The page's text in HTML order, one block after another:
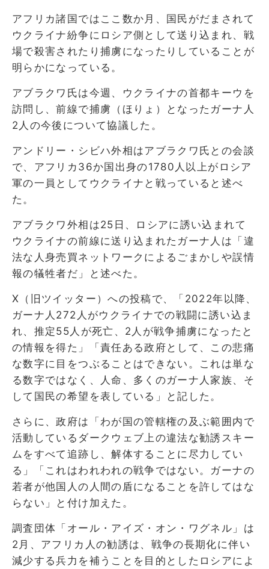
アフリカ諸国ではここ数か月、国民がだまされて
ウクライナ紛争にロシア側として送り込まれ、戦
場で殺害されたり捕虜になったりしていることが
明らかになっている。
アブラクワ氏は今週、ウクライナの首都キーウを
訪問し、前線で捕虜（ほりょ）となったガーナ人
2人の今後について協議した。
アンドリー・シビハ外相はアブラクワ氏との会談
で、アフリカ36か国出身の1780人以上がロシア
軍の一員としてウクライナと戦っていると述べ
た。
アブラクワ外相は25日、ロシアに誘い込まれて
ウクライナの前線に送り込まれたガーナ人は「違
法な人身売買ネットワークによるごまかしや誤情
報の犠牲者だ」と述べた。
X（旧ツイッター）への投稿で、「2022年以降、
ガーナ人272人がウクライナでの戦闘に誘い込ま
れ、推定55人が死亡、2人が戦争捕虜になったと
の情報を得た」「責任ある政府として、この悲痛
な数字に目をつぶることはできない。これは単な
る数字ではなく、人命、多くのガーナ人家族、そ
して国民の希望を表している」と記した。
さらに、政府は「わが国の管轄権の及ぶ範囲内で
活動しているダークウェブ上の違法な勧誘スキー
ムをすべて追跡し、解体することに尽力してい
る」「これはわれわれの戦争ではない。ガーナの
若者が他国人の人間の盾になることを許してはな
らない」と付け加えた。
調査団体「オール・アイズ・オン・ワグネル」は
2月、アフリカ人の勧誘は、戦争の長期化に伴い
減少する兵力を補うことを目的としたロシアによ